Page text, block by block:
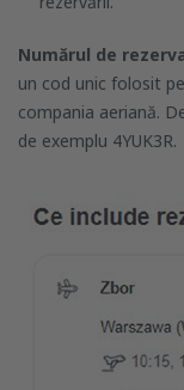
Numărul de
un cod unic folosit
compania aeriană.
de exemplu 4YUK3R.